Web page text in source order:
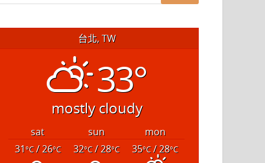
台北, TW
33°
mostly cloudy
sat sun
mon
31°C/ 26°C 32°C/ 28°C 35°C/ 28°C